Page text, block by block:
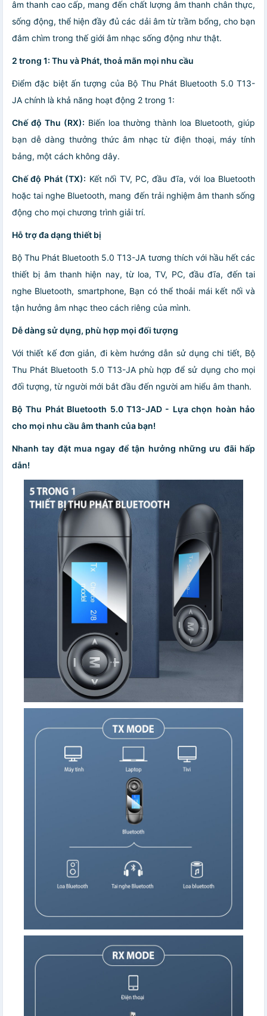
âm thanh cao cấp, mang đến chất lượng âm thanh chân thực,
sống động, thể hiện đầy đủ các dải âm từ trầm bổng, cho bạn
đắm chìm trong thế giới âm nhạc sống động như thật.
2 trong 1: Thu và Phát, thoả mãn mọi nhu cầu
Điểm đặc biệt ấn tượng của Bộ Thu Phát Bluetooth 5.0 T13-
JA chính là khả năng hoạt động 2 trong 1:
Chế độ Thu (RX): Biến loa thường thành loa Bluetooth, giúp
bạn dễ dàng thưởng thức âm nhạc từ điện thoại, máy tính
bảng, một cách không dây.
Chế độ Phát (TX): Kết nối TV, PC, đầu đĩa, với loa Bluetooth
hoặc tai nghe Bluetooth, mang đến trải nghiệm âm thanh sống
động cho mọi chương trình giải trí.
Hỗ trợ đa dạng thiết bị
Bộ Thu Phát Bluetooth 5.0 T13-JA tương thích với hầu hết các
thiết bị âm thanh hiện nay, từ loa, TV, PC, đầu đĩa, đến tai
nghe Bluetooth, smartphone, Bạn có thể thoải mái kết nối và
tận hưởng âm nhạc theo cách riêng của mình.
Dễ dàng sử dụng, phù hợp mọi đối tượng
Với thiết kế đơn giản, đi kèm hướng dẫn sử dụng chi tiết, Bộ
Thu Phát Bluetooth 5.0 T13-JA phù hợp để sử dụng cho mọi
đối tượng, từ người mới bắt đầu đến người am hiểu âm thanh.
Bộ Thu Phát Bluetooth 5.0 T13-JAD - Lựa chọn hoàn hảo
cho mọi nhu cầu âm thanh của bạn!
Nhanh tay đặt mua ngay để tận hưởng những ưu đãi hấp
dẫn!